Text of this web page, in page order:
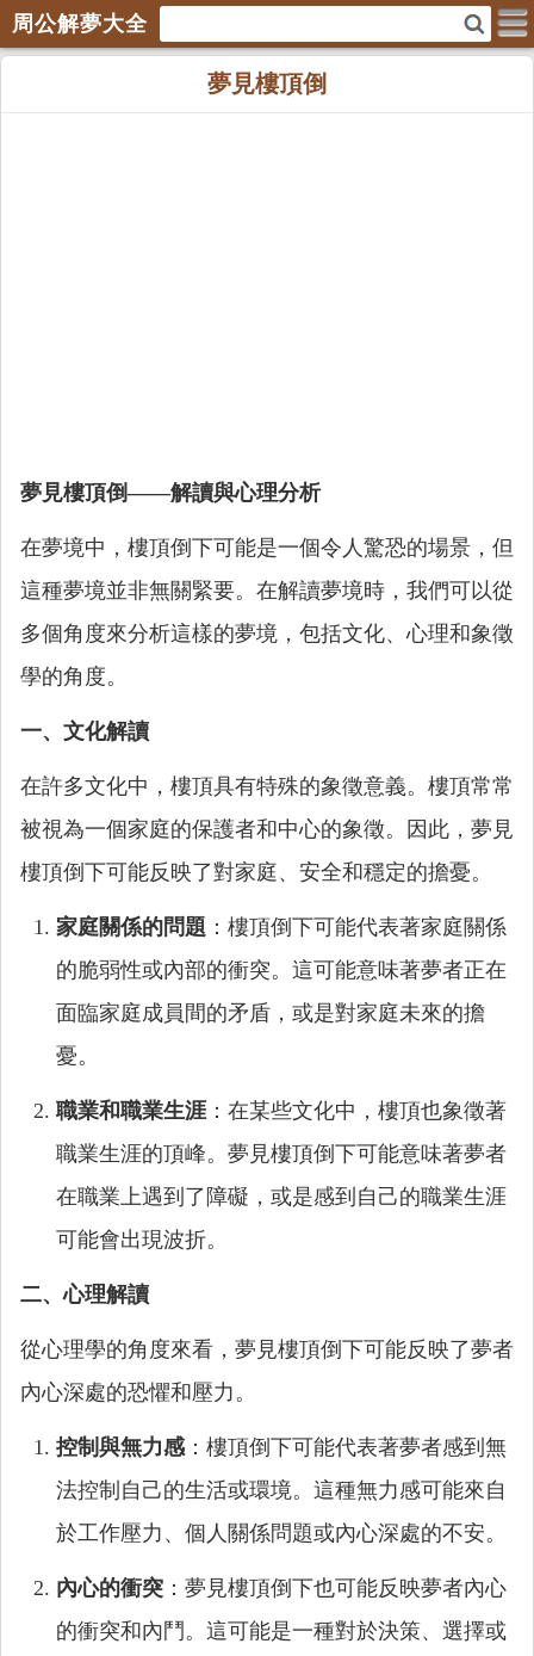
周公解夢大全
夢見樓頂倒
夢見樓頂倒——解讀與心理分析
在夢境中，樓頂倒下可能是一個令人驚恐的場景，但
這種夢境並非無關緊要。在解讀夢境時，我們可以從
多個角度來分析這樣的夢境，包括文化、心理和象徵
學的角度。
一、文化解讀
在許多文化中，樓頂具有特殊的象徵意義。樓頂常常
被視為一個家庭的保護者和中心的象徵。因此，夢見
樓頂倒下可能反映了對家庭、安全和穩定的擔憂。
家庭關係的問題 ：樓頂倒下可能代表著家庭關係
的脆弱性或內部的衝突。這可能意味著夢者正在
面臨家庭成員間的矛盾，或是對家庭未來的擔
憂。
職業和職業生涯 ：在某些文化中，樓頂也象徵著
職業生涯的頂峰。夢見樓頂倒下可能意味著夢者
在職業上遇到了障礙，或是感到自己的職業生涯
可能會出現波折。
二、心理解讀
從心理學的角度來看，夢見樓頂倒下可能反映了夢者
內心深處的恐懼和壓力。
控制與無力感：樓頂倒下可能代表著夢者感到無
法控制自己的生活或環境。這種無力感可能來自
於工作壓力、個人關係問題或內心深處的不安。
內心的衝突 ：夢見樓頂倒下也可能反映夢者內心
的衝突和內鬥。這可能是一種對於決策、選擇或